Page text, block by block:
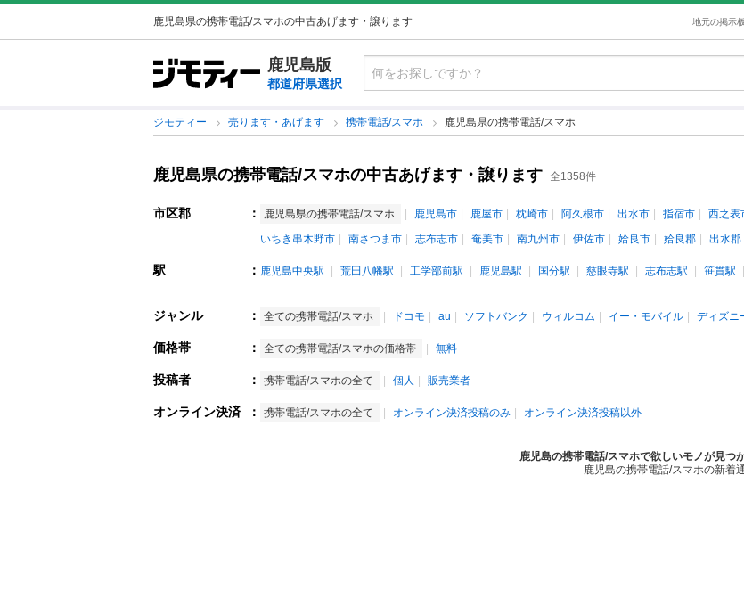
鹿児島県の携帯電話/スマホの中古あげます・譲ります 地元の掲示
鹿児島版
都道府県選択
ジモティー 売ります・あげます 携帯電話/スマホ 鹿児島県の携帯電話/スマホ
鹿児島県の携帯電話/スマホの中古あげます・譲ります 全1358件
市区郡 ： 鹿児島県の携帯電話/スマホ 鹿児島市 鹿屋市 枕崎市 阿久根市 出水市 指宿市 西之表
いちき串木野市
南さつま市 志布志市 奄美市 南九州市 伊佐市 姶良市 姶良郡 出水郡
駅 ： 鹿児島中央駅 荒田八幡駅 工学部前駅 鹿児島駅 国分駅 慈眼寺駅 志布志駅 笹貫駅
ジャンル ： 全ての携帯電話/スマホ ドコモ au ソフトバンク ウィルコム イー・モバイル ディズニ
価格帯 ： 全ての携帯電話/スマホの価格帯 無料
投稿者 ： 携帯電話/スマホの全て 個人 販売業者
オンライン決済 ： 携帯電話/スマホの全て オンライン決済投稿のみ オンライン決済投稿以外
鹿児島の携帯電話/スマホで欲しいモノが見つ
鹿児島の携帯電話/スマホの新着